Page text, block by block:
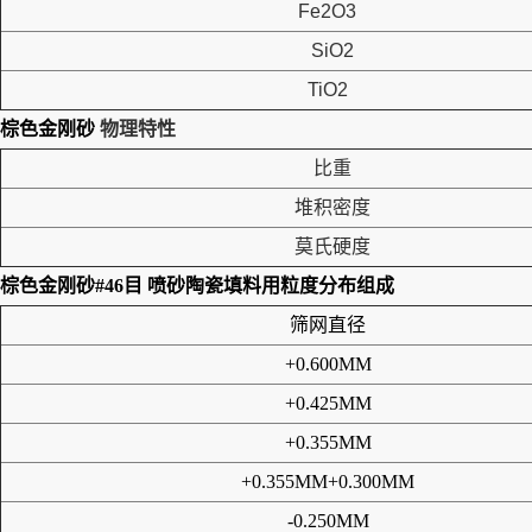
Fe2O3
SiO2
TiO2
棕色金刚砂 物理特性
比重
堆积密度
莫氏硬度
棕色金刚砂#46目 喷砂陶瓷填料用粒度分布组成
筛网直径
+0.600MM
+0.425MM
+0.355MM
+0.355MM+0.300MM
-0.250MM